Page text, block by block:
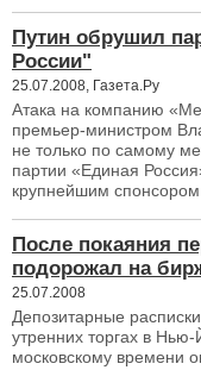
Путин обрушил
России"
25.07.2008, Газета.Ру
Атака на компанию
премьер-министром
не только по самому
партии «Единая
крупнейшим спонсором
После покаяния
подорожал на
25.07.2008
Депозитарные
утренних торгах в
московскому времени